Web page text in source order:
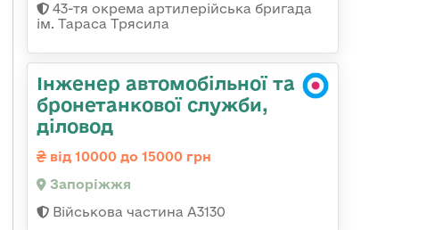
43-тя окрема артилерійська бригада
ім. Тараса Трясила
Інженер автомобільної та
бронетанкової служби,
діловод
від 10000 до 15000 грн
Запоріжжя
Військова частина А3130